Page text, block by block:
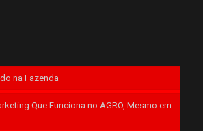
na Fazenda
Que Funciona no AGRO, Mesmo em